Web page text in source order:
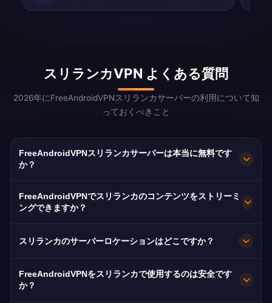
スリランカVPN よくある質問
2026年にFreeAndroidVPNスリランカサーバーの利用について知
っておくべきこと
FreeAndroidVPNスリランカサーバーは本当に無料です
か？
100%無料です。海外に住む300万人以上のスリラ
FreeAndroidVPNでスリランカのコンテンツをストリーミ
ングできますか？
に最適化されており、シンハラ語/タミル語のスム
スリランカのサーバーロケーションはどこですか？
FreeAndroidVPNはコロンボ、キャンディ、ゴー
ルにスリランカ各地の高速サーバーを維持してい
FreeAndroidVPNをスリランカで使用するのは安全です
か？